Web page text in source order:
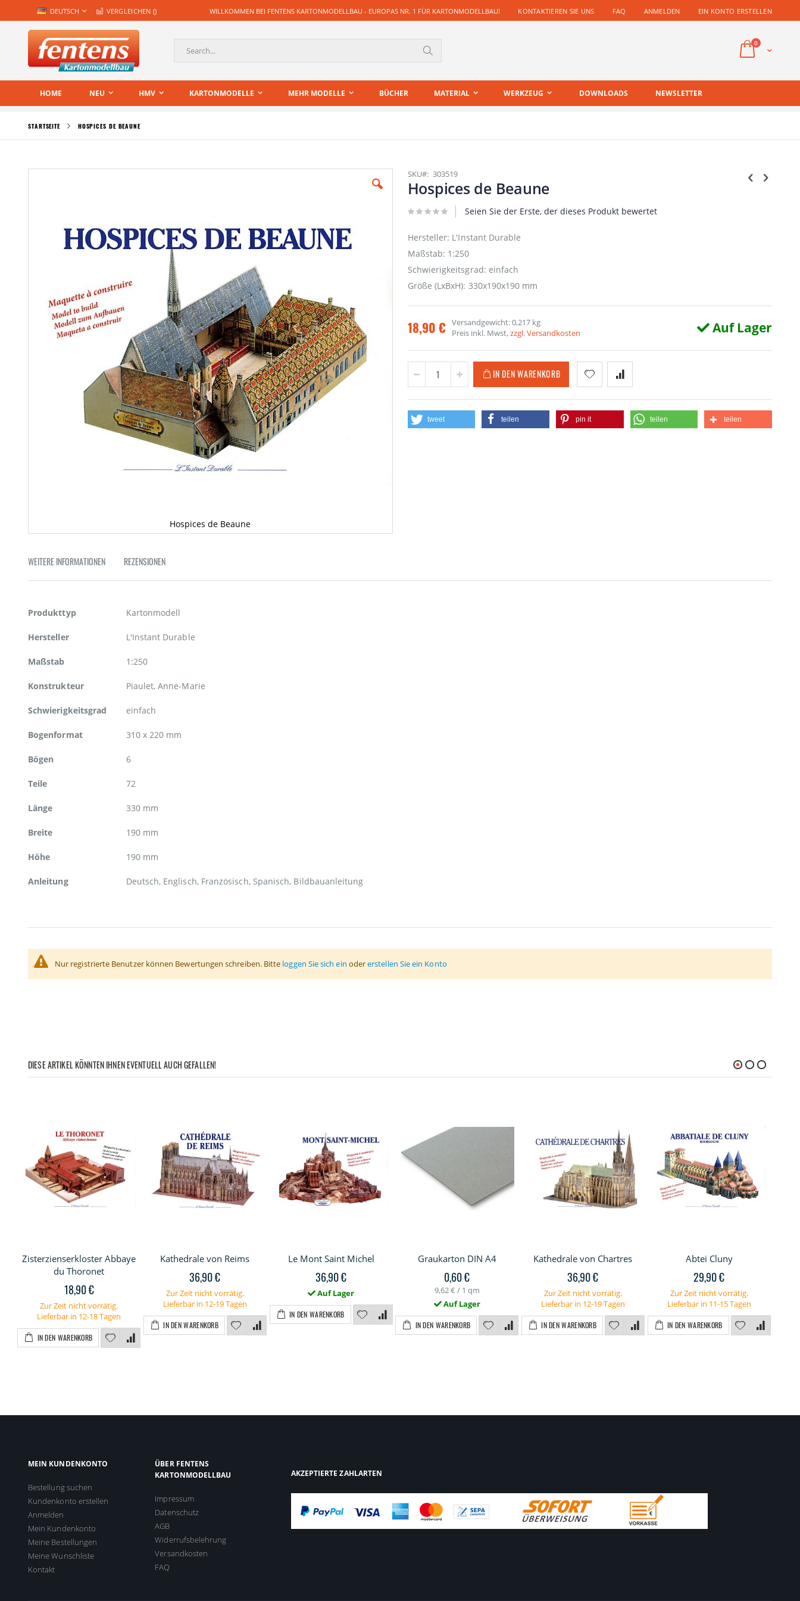
Zum
Inhalt
springen
SPRACHEDEUTSCH WILLKOMMEN BEI FENTENS KARTONMODELLBAU - EUROPAS NR. 1 FÜR KARTONMODELLBAU! KONTAKTIEREN SIE UNS
VERGLEICHEN () FAQ ANMELDEN EIN KONTO ERSTELLEN
Cart
0Artikel
HOME NEU HMV KARTONMODELLE MEHR MODELLE BÜCHER MATERIAL WERKZEUG DOWNLOADS NEWSLETTER
STARTSEITE HOSPICES DE BEAUNE
Hospices de Beaune
der
springen
SKU 303519
Hospices de Beaune
Seien Sie der Erste, der dieses Produkt bewertet
Hersteller: L'Instant Durable
Maßstab: 1:250
Schwierigkeitsgrad: einfach
Größe (LxBxH): 330x190x190 mm
18,90 € Versandgewicht: 0,217 kg
Preis inkl. Mwst,zzgl. Versandkosten Auf Lager
IN DEN WARENKORB
tweet teilen pin it teilen teilen
WEITERE INFORMATIONEN REZENSIONEN
Weitere
Produkttyp Kartonmodell
Hersteller L'Instant Durable
Maßstab 1:250
Konstrukteur Piaulet, Anne-Marie
Schwierigkeitsgrad einfach
Bogenformat 310 x 220 mm
Bögen 6
Teile 72
Länge 330 mm
Breite 190 mm
Höhe 190 mm
Anleitung Deutsch, Englisch, Französisch, Spanisch, Bildbauanleitung
Nur registrierte Benutzer können Bewertungen schreiben. Bitte loggen Sie sich ein odererstellen Sie ein Konto
DIESE ARTIKEL KÖNNTEN IHNEN EVENTUELL AUCH GEFALLEN!
Zisterzienserkloster Abbaye
du Thoronet
18,90 €
Zur Zeit nicht vorrätig.
Lieferbar in 12-18 Tagen
IN DEN WARENKORB
Kathedrale von Reims
36,90 €
Zur Zeit nicht vorrätig.
Lieferbar in 12-19 Tagen
IN DEN WARENKORB
Le Mont Saint Michel
36,90 €
Auf Lager
IN DEN WARENKORB
Graukarton DIN A4
0,60 €
9,62 € / 1 qm
Auf Lager
IN DEN WARENKORB
Kathedrale von Chartres
36,90 €
Zur Zeit nicht vorrätig.
Lieferbar in 12-19 Tagen
IN DEN WARENKORB
Abtei Cluny
29,90 €
Zur Zeit nicht vorrätig.
Lieferbar in 11-15 Tagen
IN DEN WARENKORB
MEIN KUNDENKONTO
Bestellung suchen
Kundenkonto erstellen
Anmelden
Mein Kundenkonto
Meine Bestellungen
Meine Wunschliste
Kontakt
ÜBER FENTENS
KARTONMODELLBAU
Impressum
Datenschutz
AGB
Widerrufsbelehrung
Versandkosten
FAQ
AKZEPTIERTE ZAHLARTEN